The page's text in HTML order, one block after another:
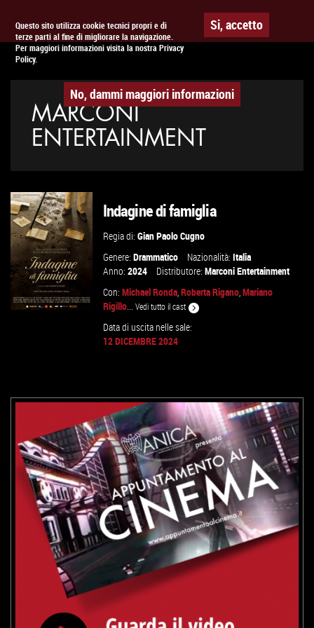
Questo sito utilizza cookie tecnici propri e di
terze parti al fine di migliorare la navigazione.
Per maggiori informazioni visita la nostra Privacy
Policy.
Si, accetto
No, dammi maggiori informazioni
APPUNTAMENTO AL CINEMA
MARCONI
ENTERTAINMENT
VAI ALLA SCHEDA
Indagine di famiglia
Regia di:Gian Paolo Cugno
Genere:Drammatico Nazionalità:Italia
Anno:2024 Distributore:Marconi Entertainment
Con:Michael Ronda,Roberta Rigano,Mariano
Rigillo...Vedi tutto il cast
Data di uscita nelle sale:
12 DICEMBRE 2024